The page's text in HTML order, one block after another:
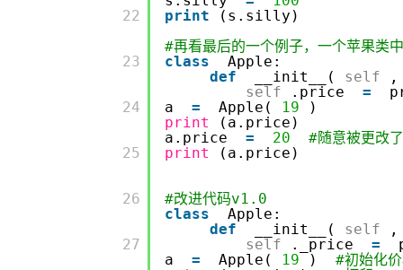
         22
         23
         24
         25
         26
         27
print
(s.silly)
#再看最后的一个例子，一个苹果类
class
Apple:
def
__init__( self
,
self
.price =
a
= Apple( 19
)
print
(a.price)
a.price
= 20
#随意被更改
print
(a.price)
#改进代码v1.0
class
Apple:
def
__init__( self
,
self
._price =
a
= Apple( 19 )
#初始化